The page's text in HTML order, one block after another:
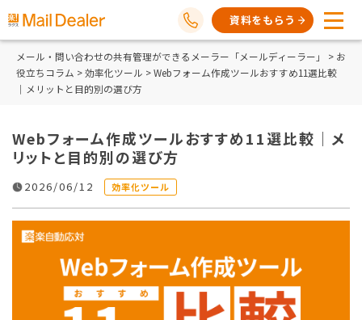
資料をもらう
メール・問い合わせの共有管理ができるメーラー「メールディーラー」 > お
役立ちコラム >効率化ツール > Webフォーム作成ツールおすすめ11選比較
｜メリットと目的別の選び方
Webフォーム作成ツールおすすめ11選比較｜メ
リットと目的別の選び方
2026/06/12 効率化ツール